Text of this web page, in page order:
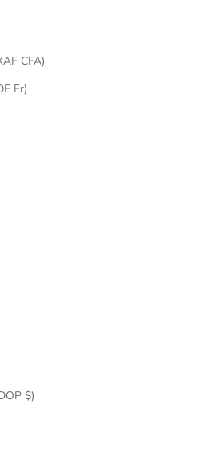
Congo - Brazzaville (XAF CFA)
Congo - Kinshasa (CDF Fr)
Dominican Republic (DOP $)